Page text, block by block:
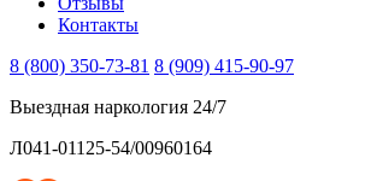
Контакты
8 (800) 350-73-81 8 (909) 415-90-97
Выездная наркология 24/7
Л041-01125-54/00960164